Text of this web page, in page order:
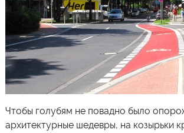
Чтобы голубям не повадно было
архитектурные шедевры, на козырьки